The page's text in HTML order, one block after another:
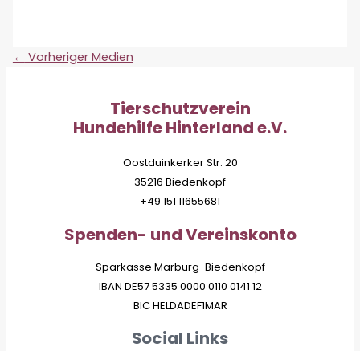
← Vorheriger Medien
Tierschutzverein
Hundehilfe Hinterland e.V.
Oostduinkerker Str. 20
35216 Biedenkopf
+49 151 11655681
Spenden- und Vereinskonto
Sparkasse Marburg-Biedenkopf
IBAN DE57 5335 0000 0110 0141 12
BIC HELDADEF1MAR
Social Links